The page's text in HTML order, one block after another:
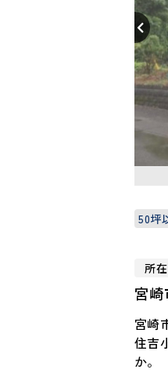
50坪
所
宮
宮崎
住吉
か。